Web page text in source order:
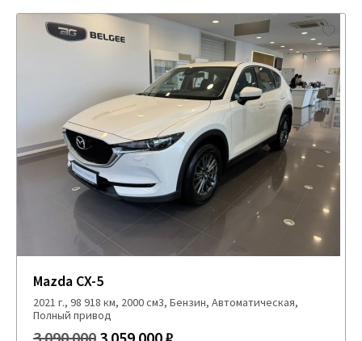
Mazda CX-5
2021 г., 98 918 км, 2000 см3, Бензин, Автоматическая,
Полный привод